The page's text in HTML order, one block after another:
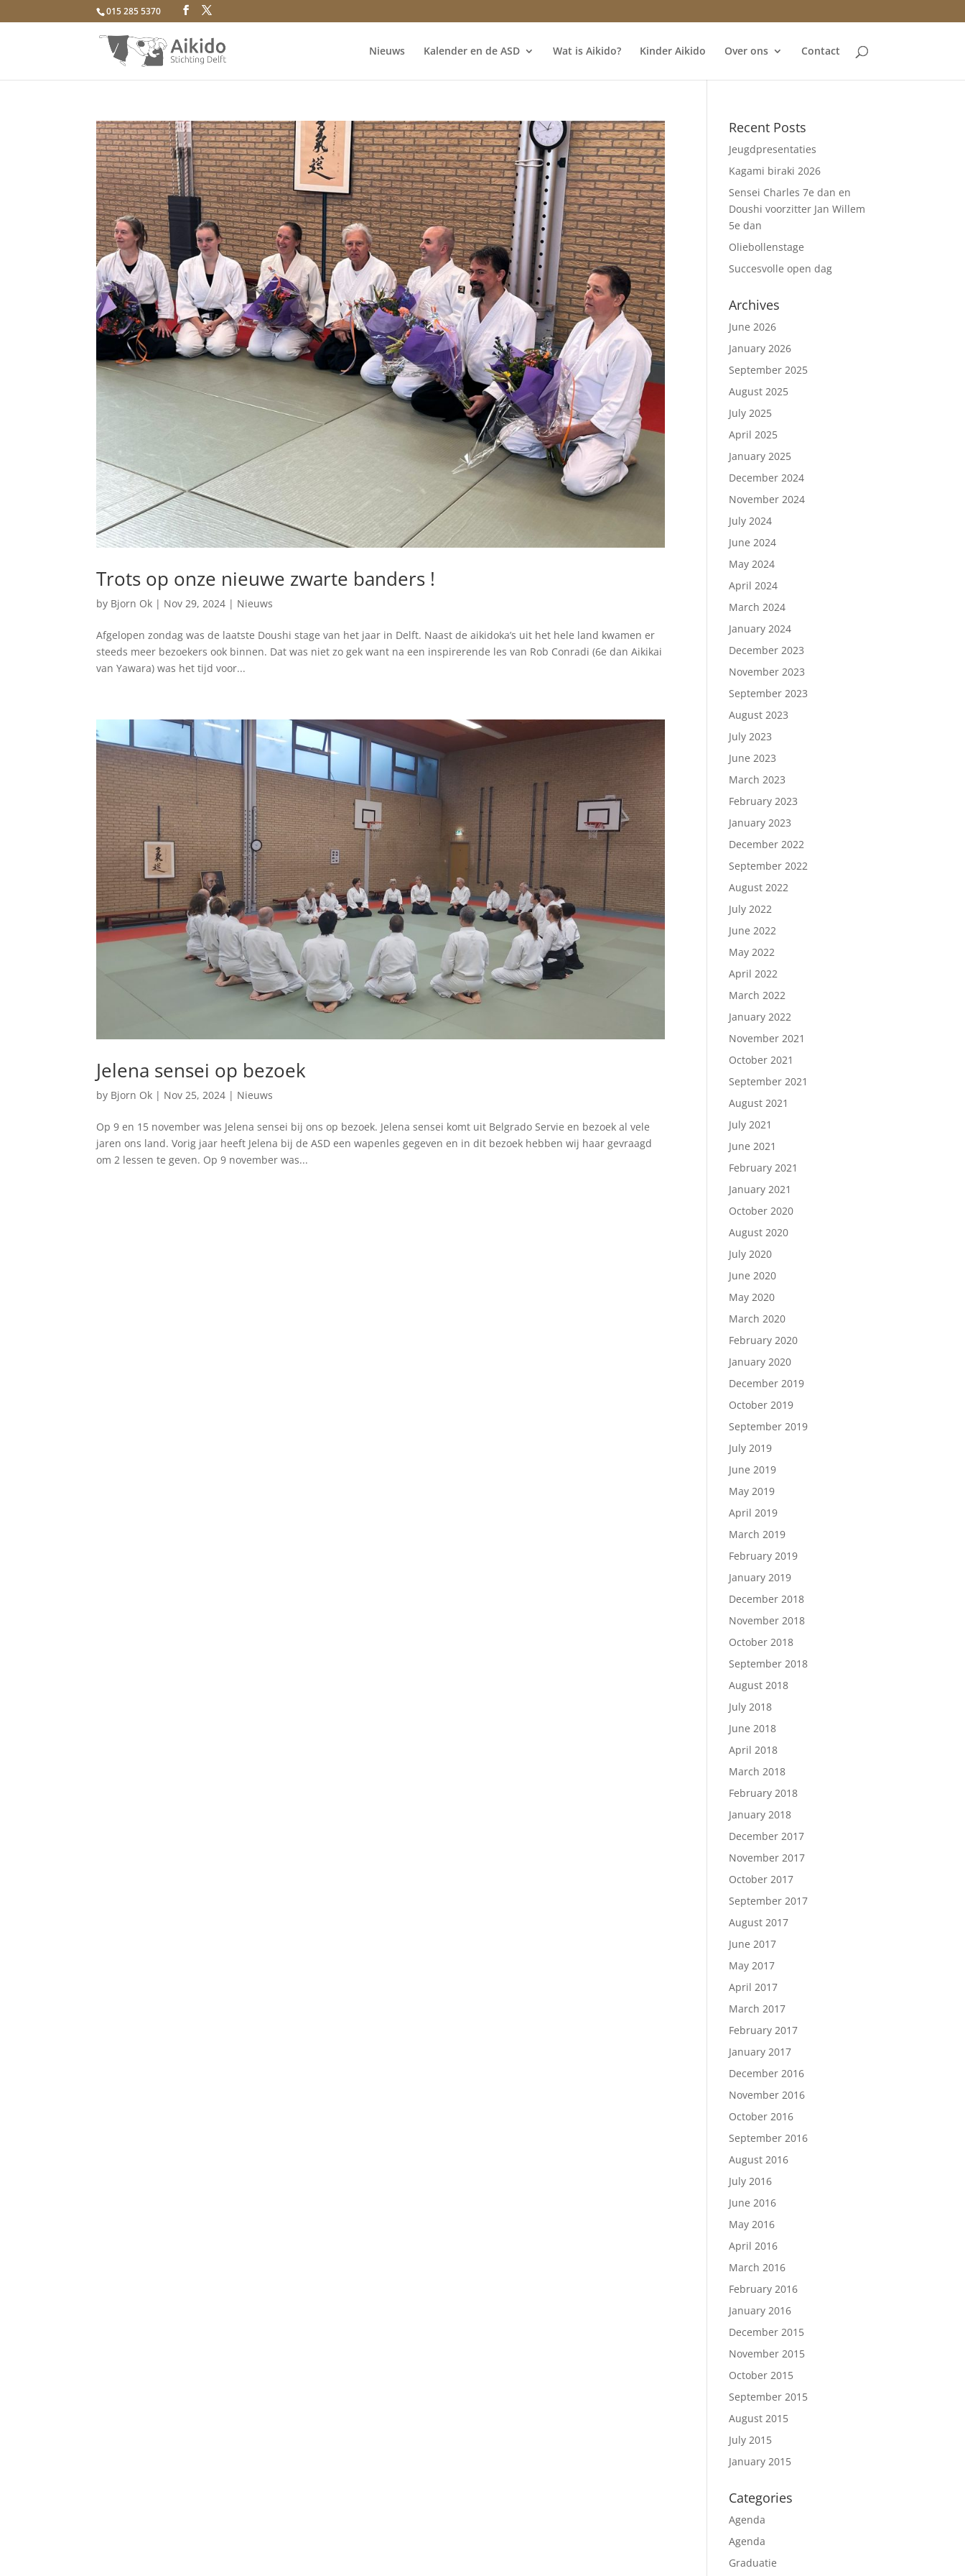
015 285 5370
Nieuws Kalender en de ASD Wat is Aikido? Kinder Aikido Over ons Contact
Trots op onze nieuwe zwarte banders !
by Bjorn Ok | Nov 29, 2024 | Nieuws
Afgelopen zondag was de laatste Doushi stage van het jaar in Delft. Naast de aikidoka’s uit het hele land kwamen er
steeds meer bezoekers ook binnen. Dat was niet zo gek want na een inspirerende les van Rob Conradi (6e dan Aikikai
van Yawara) was het tijd voor...
Jelena sensei op bezoek
by Bjorn Ok | Nov 25, 2024 | Nieuws
Op 9 en 15 november was Jelena sensei bij ons op bezoek. Jelena sensei komt uit Belgrado Servie en bezoek al vele
jaren ons land. Vorig jaar heeft Jelena bij de ASD een wapenles gegeven en in dit bezoek hebben wij haar gevraagd
om 2 lessen te geven. Op 9 november was...
Recent Posts
Jeugdpresentaties
Kagami biraki 2026
Sensei Charles 7e dan en
Doushi voorzitter Jan Willem
5e dan
Oliebollenstage
Succesvolle open dag
Archives
June 2026
January 2026
September 2025
August 2025
July 2025
April 2025
January 2025
December 2024
November 2024
July 2024
June 2024
May 2024
April 2024
March 2024
January 2024
December 2023
November 2023
September 2023
August 2023
July 2023
June 2023
March 2023
February 2023
January 2023
December 2022
September 2022
August 2022
July 2022
June 2022
May 2022
April 2022
March 2022
January 2022
November 2021
October 2021
September 2021
August 2021
July 2021
June 2021
February 2021
January 2021
October 2020
August 2020
July 2020
June 2020
May 2020
March 2020
February 2020
January 2020
December 2019
October 2019
September 2019
July 2019
June 2019
May 2019
April 2019
March 2019
February 2019
January 2019
December 2018
November 2018
October 2018
September 2018
August 2018
July 2018
June 2018
April 2018
March 2018
February 2018
January 2018
December 2017
November 2017
October 2017
September 2017
August 2017
June 2017
May 2017
April 2017
March 2017
February 2017
January 2017
December 2016
November 2016
October 2016
September 2016
August 2016
July 2016
June 2016
May 2016
April 2016
March 2016
February 2016
January 2016
December 2015
November 2015
October 2015
September 2015
August 2015
July 2015
January 2015
Categories
Agenda
Agenda
Graduatie